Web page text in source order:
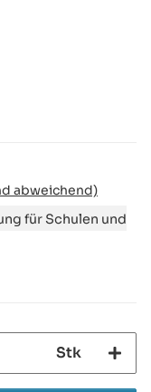
abweichend)
für Schulen und
Stk